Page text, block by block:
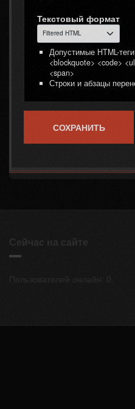
Текстовый формат
Допустимые HTML-
<blockquote> <code>
<span>
Строки и абзацы
Сейчас на сайте
Пользователей онлайн: 0.